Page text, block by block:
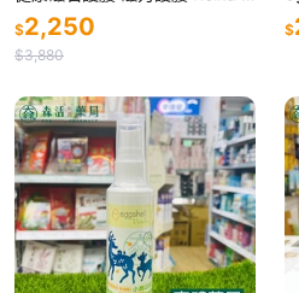
apan 護腰帶 磁石腰帶 日本磁石
腰
$2,250
$3,880
$